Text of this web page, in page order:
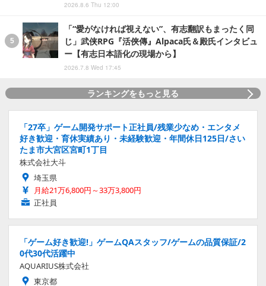
2026.8.6 Thu 12:00
「“愛がなければ視えない”、有志翻訳もまったく同
じ」武侠RPG『活俠傳』Alpaca氏＆殿氏インタビュ
ー【有志日本語化の現場から】
2026.7.8 Wed 17:45
ランキングをもっと見る
「27卒」ゲーム開発サポート正社員/残業少なめ・エンタメ
好き歓迎・育休実績あり・未経験歓迎・年間休日125日/さい
たま市大宮区宮町1丁目
株式会社大斗
埼玉県
月給21万6,800円～33万3,800円
正社員
「ゲーム好き歓迎!」ゲームQAスタッフ/ゲームの品質保証/2
0代30代活躍中
AQUARIUS株式会社
東京都